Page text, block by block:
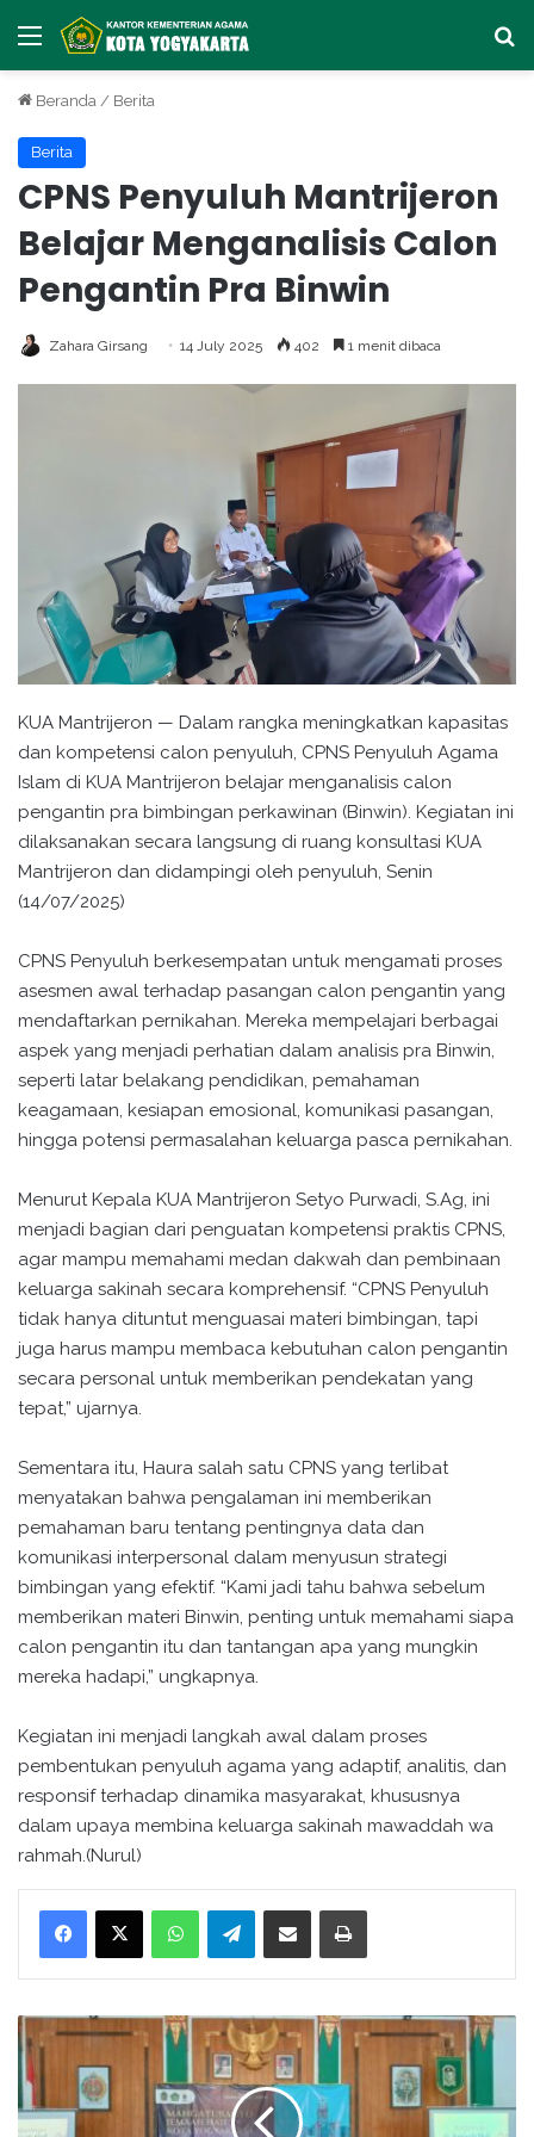
Menu
Beranda / Berita
Berita
CPNS Penyuluh Mantrijeron
Belajar Menganalisis Calon
Pengantin Pra Binwin
Zahara Girsang 14 July 2025 402 1 menit dibaca
KUA Mantrijeron — Dalam rangka meningkatkan kapasitas
dan kompetensi calon penyuluh, CPNS Penyuluh Agama
Islam di KUA Mantrijeron belajar menganalisis calon
pengantin pra bimbingan perkawinan (Binwin). Kegiatan ini
dilaksanakan secara langsung di ruang konsultasi KUA
Mantrijeron dan didampingi oleh penyuluh, Senin
(14/07/2025)
CPNS Penyuluh berkesempatan untuk mengamati proses
asesmen awal terhadap pasangan calon pengantin yang
mendaftarkan pernikahan. Mereka mempelajari berbagai
aspek yang menjadi perhatian dalam analisis pra Binwin,
seperti latar belakang pendidikan, pemahaman
keagamaan, kesiapan emosional, komunikasi pasangan,
hingga potensi permasalahan keluarga pasca pernikahan.
Menurut Kepala KUA Mantrijeron Setyo Purwadi, S.Ag, ini
menjadi bagian dari penguatan kompetensi praktis CPNS,
agar mampu memahami medan dakwah dan pembinaan
keluarga sakinah secara komprehensif. “CPNS Penyuluh
tidak hanya dituntut menguasai materi bimbingan, tapi
juga harus mampu membaca kebutuhan calon pengantin
secara personal untuk memberikan pendekatan yang
tepat,” ujarnya.
Sementara itu, Haura salah satu CPNS yang terlibat
menyatakan bahwa pengalaman ini memberikan
pemahaman baru tentang pentingnya data dan
komunikasi interpersonal dalam menyusun strategi
bimbingan yang efektif. “Kami jadi tahu bahwa sebelum
memberikan materi Binwin, penting untuk memahami siapa
calon pengantin itu dan tantangan apa yang mungkin
mereka hadapi,” ungkapnya.
Kegiatan ini menjadi langkah awal dalam proses
pembentukan penyuluh agama yang adaptif, analitis, dan
responsif terhadap dinamika masyarakat, khususnya
dalam upaya membina keluarga sakinah mawaddah wa
rahmah.(Nurul)
WhatsApp Telegram
P
A
F